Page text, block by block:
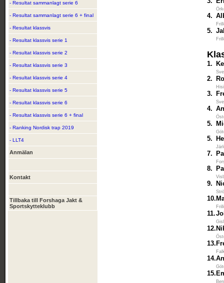
- Resultat sammanlagt serie 6
- Resultat sammanlagt serie 6 + final
- Resultat klassvis
- Resultat klassvis serie 1
- Resultat klassvis serie 2
- Resultat klassvis serie 3
- Resultat klassvis serie 4
- Resultat klassvis serie 5
- Resultat klassvis serie 6
- Resultat klassvis serie 6 + final
- Ranking Nordisk trap 2019
- LLT4
Anmälan
Kontakt
Tillbaka till Forshaga Jakt &
Sportskytteklubb
4.
5.
1.
2.
3.
4.
5.
5.
7.
8.
9.
10.
11.
12.
13.
14.
15.